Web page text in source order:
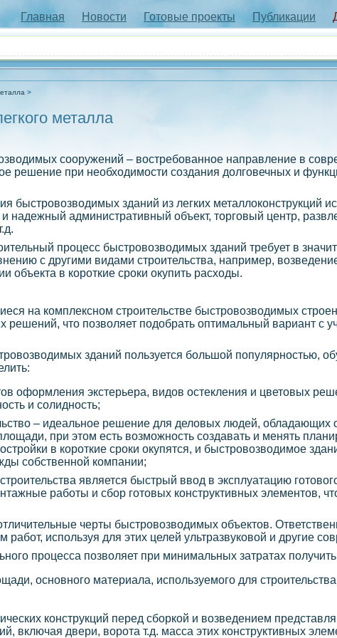
Главная Новости Готовые проекты Публикации
металла
сооружений – востребованное направление в
решение при необходимости создания долговечных и
быстровозводимых зданий из легких металлоконструкций
надежный административный объект, торговый центр,
процесс быстровозводимых зданий требует в
с другими видами строительства, например,
объекта в короткие сроки окупить расходы.
на комплексном строительстве быстровозводимых
решений, что позволяет подобрать оптимальный вариант с
зданий пользуется большой популярностью,
оформления экстерьера, видов остекления и цветовых
и солидность;
– идеальное решение для деловых людей,
при этом есть возможность создавать и менять
в короткие сроки окупятся, и быстровозводимое
собственной компании;
является быстрый ввод в эксплуатацию
работы и сбор готовых конструктивных элементов,
черты быстровозводимых объектов.
работ, используя для этих целей ультразвуковой и другие
процесса позволяет при минимальных затратах
основного материала, используемого для
конструкций перед сборкой и возведением
включая двери, ворота т.д. масса этих конструктивных